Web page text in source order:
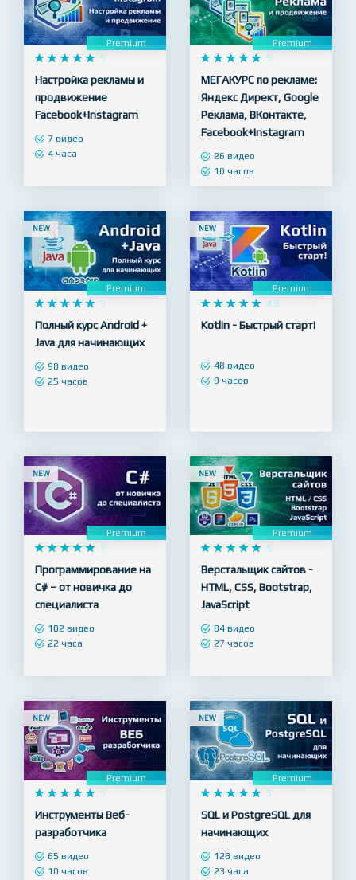
NEW
    
     5
Настройка рекламы и
продвижение
Facebook+Instagram
NEW
Premium
    
     5
МЕГАКУРС по рекламе:
Яндекс Директ, Google
Реклама, ВКонтакте,
Facebook+Instagram
10 часов
NEW
Premium
    
     5
Полный курс Android +
Java для начинающих
NEW
Premium
Kotlin - Быстрый старт!
NEW

  
    5
Программирование на
C# – от новичка до
специалиста
NEW
    
     5
Верстальщик сайтов -
HTML, CSS, Bootstrap,
JavaScript
NEW
Premium
    
     5
Инструменты Веб-
разработчика
NEW
Premium
    
     5
SQL и PostgreSQL для
начинающих